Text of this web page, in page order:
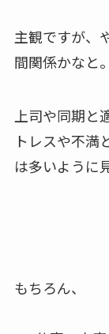
主観ですが、
間関係かなと。
上司や同期と
トレスや不満
は多いように
もちろん、